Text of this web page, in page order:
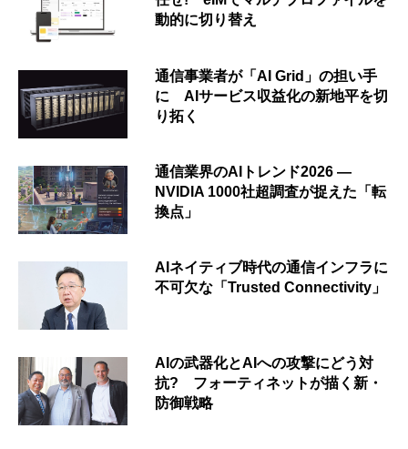
動的に切り替え
通信事業者が「AI Grid」の担い手
に AIサービス収益化の新地平を切
り拓く
通信業界のAIトレンド2026 ―
NVIDIA 1000社超調査が捉えた「転
換点」
AIネイティブ時代の通信インフラに
不可欠な「Trusted Connectivity」
AIの武器化とAIへの攻撃にどう対
抗? フォーティネットが描く新・
防御戦略